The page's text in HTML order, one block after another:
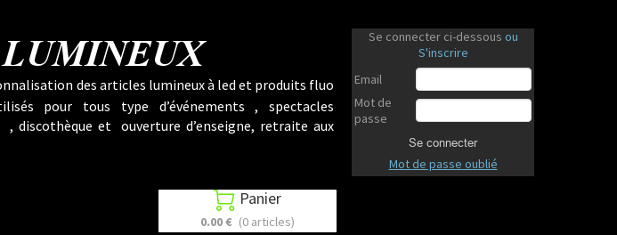
Se connecter ci-dessous ou
S'inscrire
Email
Mot de
passe
Se connecter
Mot de passe oublié
des articles lumineux à led et produits fluo
pour tous type d’événements , spectacles
discothèque et ouverture d’enseigne, retraite aux
 Panier
0.00 € (0 articles)